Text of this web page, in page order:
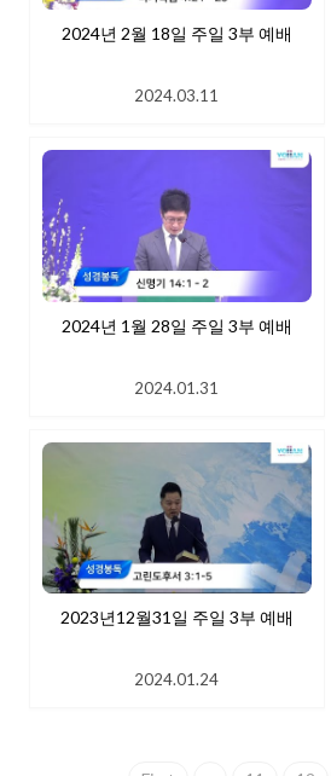
2024년 2월 18일 주일 3부 예배
2024.03.11
2024년 1월 28일 주일 3부 예배
2024.01.31
2023년12월31일 주일 3부 예배
2024.01.24